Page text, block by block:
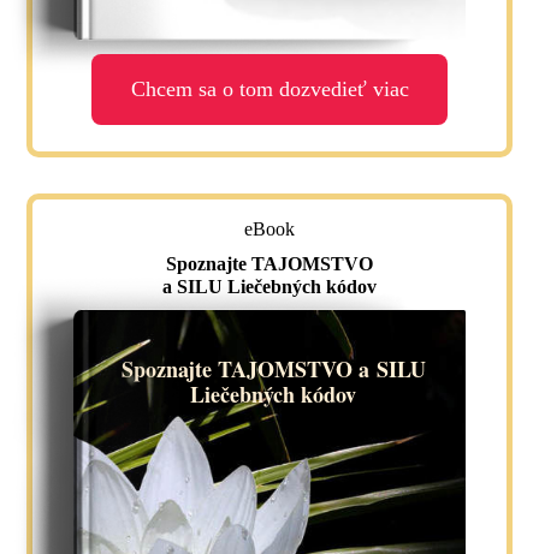
Chcem sa o tom dozvedieť viac
eBook
Spoznajte TAJOMSTVO
a SILU Liečebných kódov
Spoznajte TAJOMSTVO a SILU
Liečebných kódov